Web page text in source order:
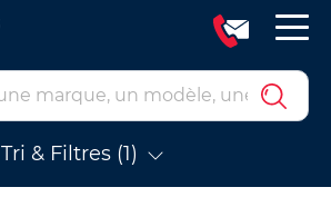
Tri & Filtres (1)